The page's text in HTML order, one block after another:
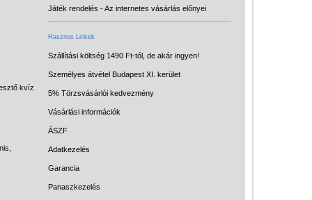
kvíz
Játék rendelés - Az internetes vásárlás előnyei
Hasznos Linkek
Szállítási költség 1490 Ft-tól, de akár ingyen!
Személyes átvétel Budapest XI. kerület
5% Törzsvásárlói kedvezmény
Vásárlási információk
ÁSZF
Adatkezelés
Garancia
Panaszkezelés
gyerekajándékok
LOGICO
LÜK